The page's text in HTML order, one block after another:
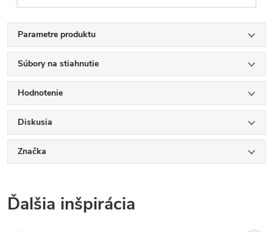
Parametre produktu
Súbory na stiahnutie
Hodnotenie
Diskusia
Značka
Ďalšia inšpirácia